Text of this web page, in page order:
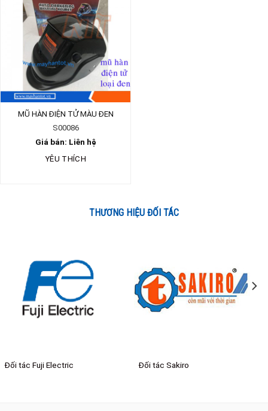
MŨ HÀN ĐIỆN TỬ MÀU ĐEN
S00086
Giá bán: Liên hệ
YÊU THÍCH
THƯƠNG HIỆU ĐỐI TÁC
Đối tác Sakiro